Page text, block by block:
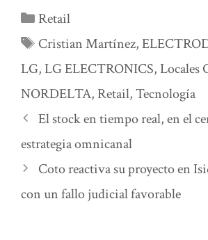
Categorías
Retail
Etiquetas
Cristian Martínez,
LG,LG ELECTRONICS,Locales
NORDELTA, Retail,Tecnología
El stock en tiempo real, en el
estrategia omnicanal
Coto reactiva su proyecto en
con un fallo judicial favorable